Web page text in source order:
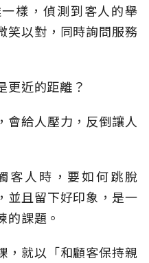
樣，偵測到客人的舉
笑以對，同時詢問服務
更近的距離？
會給人壓力，反倒讓人
客人時，要如何跳脫
並且留下好印象，是一
的課題。
，就以「和顧客保持親